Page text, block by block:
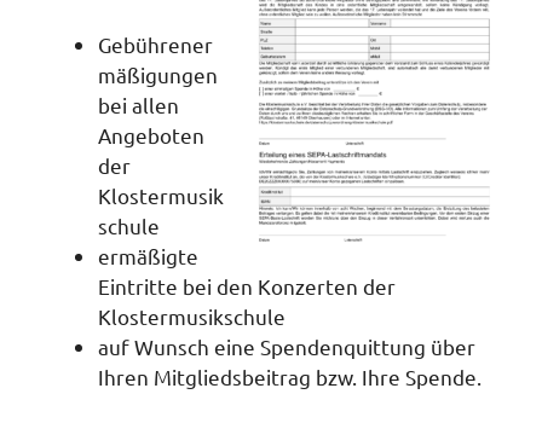
Gebührener
mäßigungen
bei allen
Angeboten
der
Klostermusik
schule
ermäßigte
Eintritte bei den Konzerten der
Klostermusikschule
auf Wunsch eine Spendenquittung über
Ihren Mitgliedsbeitrag bzw. Ihre Spende.